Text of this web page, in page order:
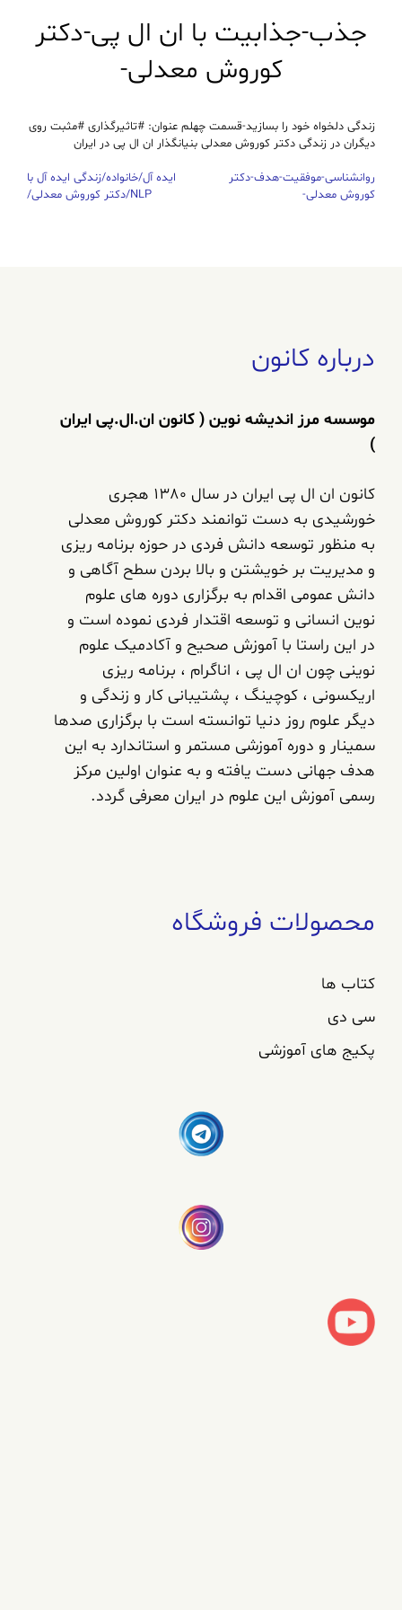
جذب-جذابیت با ان ال پی-دکتر
کوروش معدلی-
زندگی دلخواه خود را بسازید-قسمت چهلم عنوان: #تاثیرگذاری #مثبت روی
دیگران در زندگی دکتر کوروش معدلی بنیانگذار ان ال پی در ایران
راهبری
روانشناسی-موفقیت-هدف-دکتر
کوروش معدلی-
ایده آل/خانواده/زندگی ایده آل با
NLP/دکتر کوروش معدلی/
درباره کانون
موسسه مرز اندیشه نوین ( کانون ان.ال.پی ایران
)
کانون ان ال پی ایران در سال 1380 هجری
خورشیدی به دست توانمند دکتر کوروش معدلی
به منظور توسعه دانش فردی در حوزه برنامه ریزی
و مدیریت بر خویشتن و بالا بردن سطح آگاهی و
دانش عمومی اقدام به برگزاری دوره های علوم
نوین انسانی و توسعه اقتدار فردی نموده است و
در این راستا با آموزش صحیح و آکادمیک علوم
نوینی چون ان ال پی ، اناگرام ، برنامه ریزی
اریکسونی ، کوچینگ ، پشتیبانی کار و زندگی و
دیگر علوم روز دنیا توانسته است با برگزاری صدها
سمینار و دوره آموزشی مستمر و استاندارد به این
هدف جهانی دست یافته و به عنوان اولین مرکز
رسمی آموزش این علوم در ایران معرفی گردد.
محصولات فروشگاه
کتاب ها
سی دی
پکیج های آموزشی